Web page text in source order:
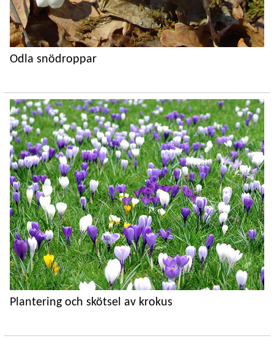
Odla snödroppar
Plantering och skötsel av krokus